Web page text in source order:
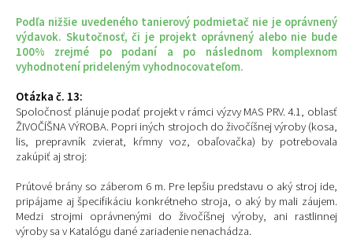
Podľa nižšie uvedeného tanierový podmietač nie je oprávnený
výdavok. Skutočnosť, či je projekt oprávnený alebo nie bude
100% zrejmé po podaní a po následnom komplexnom
vyhodnotení prideleným vyhodnocovateľom.
Otázka č. 13:
Spoločnosť plánuje podať projekt v rámci výzvy MAS PRV. 4.1, oblasť
ŽIVOČÍŠNA VÝROBA. Popri iných strojoch do živočíšnej výroby (kosa,
lis, prepravník zvierat, kŕmny voz, obaľovačka) by potrebovala
zakúpiť aj stroj:
Prútové brány so záberom 6 m. Pre lepšiu predstavu o aký stroj ide,
pripájame aj špecifikáciu konkrétneho stroja, o aký by mali záujem.
Medzi strojmi oprávnenými do živočíšnej výroby, ani rastlinnej
výroby sa v Katalógu dané zariadenie nenachádza.